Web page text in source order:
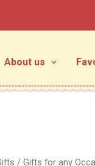
About us
/ Gifts for any